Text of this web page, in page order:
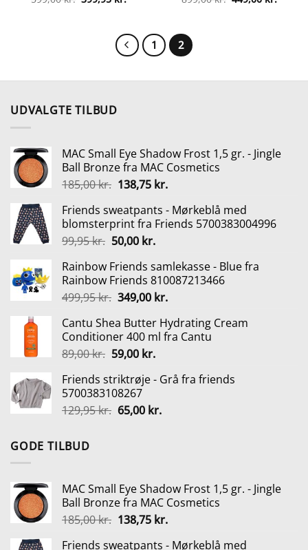
oprindelige
599,00 kr..
aktuelle
399,95 kr..
oprindelige
1 2
UDVALGTE TILBUD
MAC Small Eye Shadow Frost 1,5 gr. - Jingle
Ball Bronze fra MAC Cosmetics
185,00kr. Den
pris
var:
185,00 kr..
138,75 kr.Den
pris
er:
Friends sweatpants - Mørkeblå med
blomsterprint fra Friends 5700383004996
99,95kr. Den
pris
var:
99,95 kr..
50,00 kr.Den
pris
er:
50,00 kr..
Rainbow Friends samlekasse - Blue fra
Rainbow Friends 810087213466
499,95kr. Den
pris
var:
499,95 kr..
349,00 kr.Den
pris
er:
Cantu Shea Butter Hydrating Cream
Conditioner 400 ml fra Cantu
89,00kr. Den
pris
var:
89,00 kr..
59,00 kr.Den
pris
59,00 kr..
Friends striktrøje - Grå fra friends
5700383108267
129,95kr. Den
65,00 kr.Den
GODE TILBUD
MAC Small Eye Shadow Frost 1,5 gr. - Jingle
Ball Bronze fra MAC Cosmetics
185,00kr. Den
138,75 kr.Den
Friends sweatpants - Mørkeblå med